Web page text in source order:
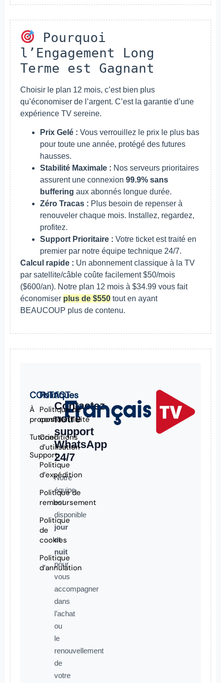
Pourquoi
l’Engagement Long
Terme est Gagnant
Choisir le plan 12 mois, c’est bien plus
qu’économiser de l’argent. C’est la garantie d’une
expérience TV sereine.
Prix Gelé : Vous verrouillez le prix le plus bas
pour toute une année, protégé des futures
hausses.
Stabilité Maximale : Nos serveurs prioritaires
assurent une connexion 99.9% sans
buffering aux abonnés longue durée.
Zéro Tracas : Plus besoin de repenser à
renouveler chaque mois. Installez, regardez,
profitez.
Support Prioritaire : Votre ticket est traité en
premier par notre équipe technique 24/7.
Calcul rapide : Un abonnement classique à la TV
par satellite/câble coûte facilement $50/mois
($600/an). Notre plan 12 mois à $34.99 vous fait
économiser plus de $550 tout en ayant
BEAUCOUP plus de contenu.
CONTACT
À
propos
Tutoriel
Support
Politiques
Politique de
confidentialité
Conditions
d’utilisation
Politique
d’expédition
Politique de
remboursement
Politique
de
cookies
Politique
d’annulation
Contactez
notre
support
WhatsApp
24/7
Notre
équipe
est
disponible
jour
et
nuit
pour
vous
accompagner
dans
l’achat
ou
le
renouvellement
de
votre